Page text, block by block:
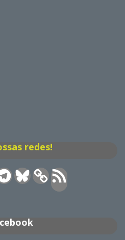
redes!
Bluesky Feed
RSS